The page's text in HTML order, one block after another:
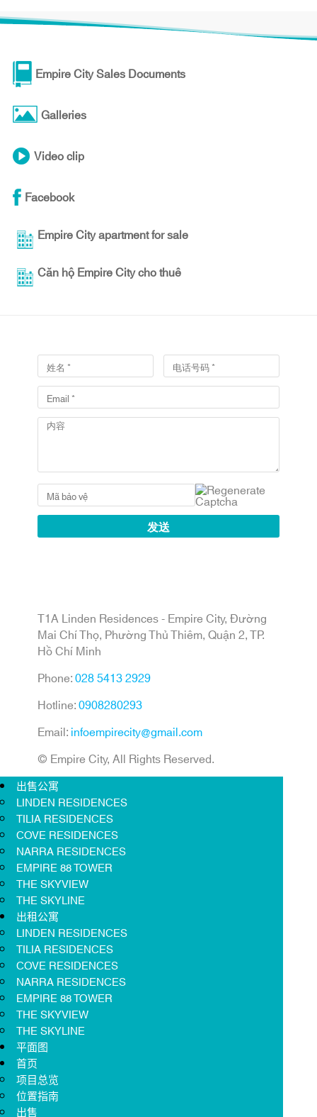
Empire City Sales Documents
Galleries
Video clip
Facebook
Empire City apartment for sale
Căn hộ Empire City cho thuê
T1A Linden Residences - Empire City, Đường
Mai Chí Thọ, Phường Thủ Thiêm, Quận 2, TP.
Hồ Chí Minh
Phone:028 5413 2929
Hotline:0908280293
Email: infoempirecity@gmail.com
© Empire City, All Rights Reserved.
出售公寓
LINDEN RESIDENCES
TILIA RESIDENCES
COVE RESIDENCES
NARRA RESIDENCES
EMPIRE 88 TOWER
THE SKYVIEW
THE SKYLINE
出租公寓
LINDEN RESIDENCES
TILIA RESIDENCES
COVE RESIDENCES
NARRA RESIDENCES
EMPIRE 88 TOWER
THE SKYVIEW
THE SKYLINE
平面图
首页
项目总览
位置指南
出售